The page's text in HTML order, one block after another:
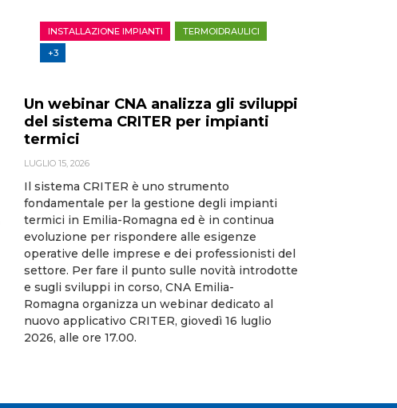
INSTALLAZIONE IMPIANTI
TERMOIDRAULICI
+3
Un webinar CNA analizza gli sviluppi
del sistema CRITER per impianti
termici
LUGLIO 15, 2026
Il sistema CRITER è uno strumento
fondamentale per la gestione degli impianti
termici in Emilia-Romagna ed è in continua
evoluzione per rispondere alle esigenze
operative delle imprese e dei professionisti del
settore. Per fare il punto sulle novità introdotte
e sugli sviluppi in corso, CNA Emilia-
Romagna organizza un webinar dedicato al
nuovo applicativo CRITER, giovedì 16 luglio
2026, alle ore 17.00.